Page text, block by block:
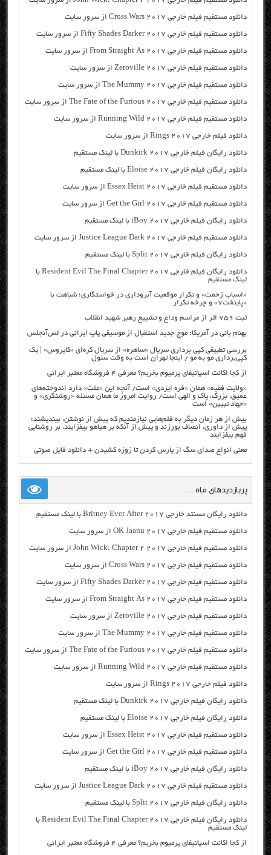
دانلود مستقیم فیلم خارجی Cross Wars 2017 از سرور سایت
دانلود مستقیم فیلم خارجی Fifty Shades Darker 2017 از سرور سایت
دانلود مستقیم فیلم خارجی From Straight As 2017 از سرور سایت
دانلود مستقیم فیلم خارجی Zeroville 2017 از سرور سایت
دانلود مستقیم فیلم خارجی The Mummy 2017 از سرور سایت
دانلود مستقیم فیلم خارجی The Fate of the Furious 2017 از سرور سایت
دانلود مستقیم فیلم خارجی Running Wild 2017 از سرور سایت
دانلود فیلم خارجی Rings 2017 از سرور سایت
دانلود رایگان فیلم خارجی Dunkirk 2017 با لینک مستقیم
دانلود رایگان فیلم خارجی Eloise 2017 با لینک مستقیم
دانلود مستقیم فیلم خارجی Essex Heist 2017 از سرور سایت
دانلود مستقیم فیلم خارجی Get the Girl 2017 از سرور سایت
دانلود رایگان فیلم خارجی iBoy 2017 با لینک مستقیم
دانلود مستقیم فیلم خارجی Justice League Dark 2017 از سرور سایت
دانلود رایگان فیلم خارجی Split 2017 با لینک مستقیم
دانلود رایگان فیلم خارجی Resident Evil The Final Chapter 2017 با
لینک مستقیم
«اسباب زحمت» و تکرار موقعیت آبروداری در خواستگاری؛ شباهت با
«پایتخت۷» و چرخه تکرار
ثبت ۷۵۹ اثر از مراسم وداع و تشییع رهبر شهید انقلاب
بهنام بانی در آمریکا: موج جدید استقبال از موسیقی پاپ ایرانی در لس‌آنجلس
بررسی تطبیقی کپی برداری سریال «ساهره» از سریال کره‌ای «کایروس» | یک
کپی‌برداری مو به مو / اینجا تهران است به وقت سئول
از کجا اکانت اسپاتیفای پرمیوم بخریم؟ معرفی ۴ فروشگاه معتبر ایرانی
«ولایت فقیه» همان «فره ایزدی» است/ آنچه این «ملت» دارد اندوخته‌های
عمیق، بزرگ، پاک و الهی است/ روایت امروز ما همان مسئله «روشنگری» و
«جهاد تبیین» است
بیش از هر زمان دیگر به قلم‌هایی نیازمندیم که پیش از نوشتن، بیندیشند؛
پیش از داوری، انصاف بورزند و پیش از آنکه بر هیاهو بیفزایند، بر روشنایی
فهم بیفزایند
معنی انواع صدای سگ از پارس کردن تا زوزه کشیدن + دانلود فایل صوتی
پربازدیدهای ماه …
دانلود رایگان مسنتد خارجی Britney Ever After 2017 با لینک مستقیم
دانلود مستقیم فیلم خارجی OK Jaanu 2017 از سرور سایت
دانلود مستقیم فیلم خارجی John Wick: Chapter 2 2017 از سرور سایت
دانلود مستقیم فیلم خارجی Cross Wars 2017 از سرور سایت
دانلود مستقیم فیلم خارجی Fifty Shades Darker 2017 از سرور سایت
دانلود مستقیم فیلم خارجی From Straight As 2017 از سرور سایت
دانلود مستقیم فیلم خارجی Zeroville 2017 از سرور سایت
دانلود مستقیم فیلم خارجی The Mummy 2017 از سرور سایت
دانلود مستقیم فیلم خارجی The Fate of the Furious 2017 از سرور سایت
دانلود مستقیم فیلم خارجی Running Wild 2017 از سرور سایت
دانلود فیلم خارجی Rings 2017 از سرور سایت
دانلود رایگان فیلم خارجی Dunkirk 2017 با لینک مستقیم
دانلود رایگان فیلم خارجی Eloise 2017 با لینک مستقیم
دانلود مستقیم فیلم خارجی Essex Heist 2017 از سرور سایت
دانلود مستقیم فیلم خارجی Get the Girl 2017 از سرور سایت
دانلود رایگان فیلم خارجی iBoy 2017 با لینک مستقیم
دانلود مستقیم فیلم خارجی Justice League Dark 2017 از سرور سایت
دانلود رایگان فیلم خارجی Split 2017 با لینک مستقیم
دانلود رایگان فیلم خارجی Resident Evil The Final Chapter 2017 با
لینک مستقیم
از کجا اکانت اسپاتیفای پرمیوم بخریم؟ معرفی ۴ فروشگاه معتبر ایرانی